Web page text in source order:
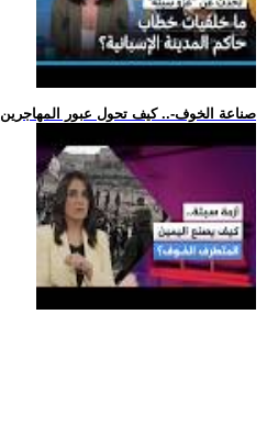
.. -صناعة الخوف-.. كيف تحول عبور